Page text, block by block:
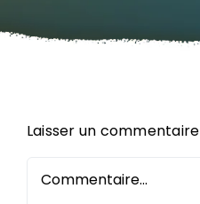
Laisser un commentaire